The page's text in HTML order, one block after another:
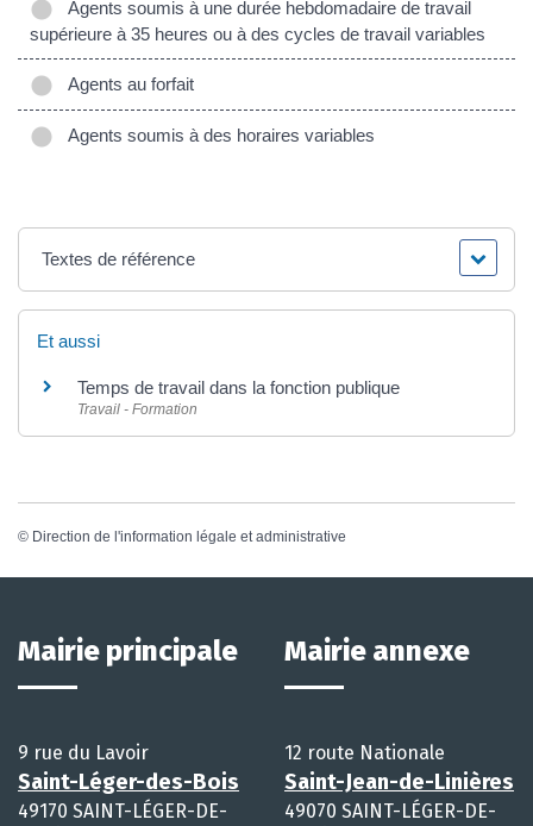
Agents soumis à une durée hebdomadaire de travail
supérieure à 35 heures ou à des cycles de travail variables
Agents au forfait
Agents soumis à des horaires variables
Textes de référence
Et aussi
Temps de travail dans la fonction publique
Travail - Formation
© Direction de l'information légale et administrative
Mairie principale
9 rue du Lavoir
Saint-Léger-des-Bois
49170 SAINT-LÉGER-DE-
Mairie annexe
12 route Nationale
Saint-Jean-de-Linières
49070 SAINT-LÉGER-DE-